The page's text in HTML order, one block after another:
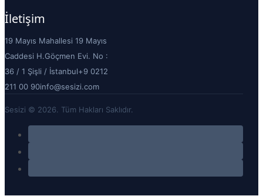
İletişim
19 Mayıs Mahallesi 19 Mayıs
Caddesi H.Göçmen Evi. No :
36 / 1 Şişli / İstanbul+9 0212
211 00 90info@sesizi.com
Sesizi © 2026. Tüm Hakları Saklıdır.